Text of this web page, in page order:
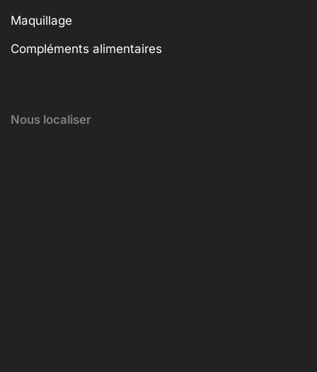
Maquillage
Compléments alimentaires
Nous localiser